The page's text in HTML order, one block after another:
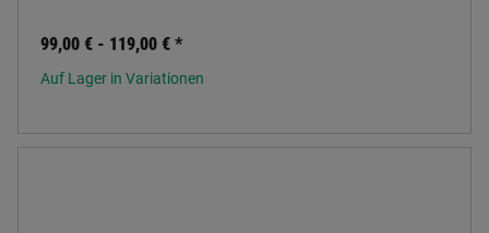
99,00 € - 119,00 € *
Auf Lager in Variationen